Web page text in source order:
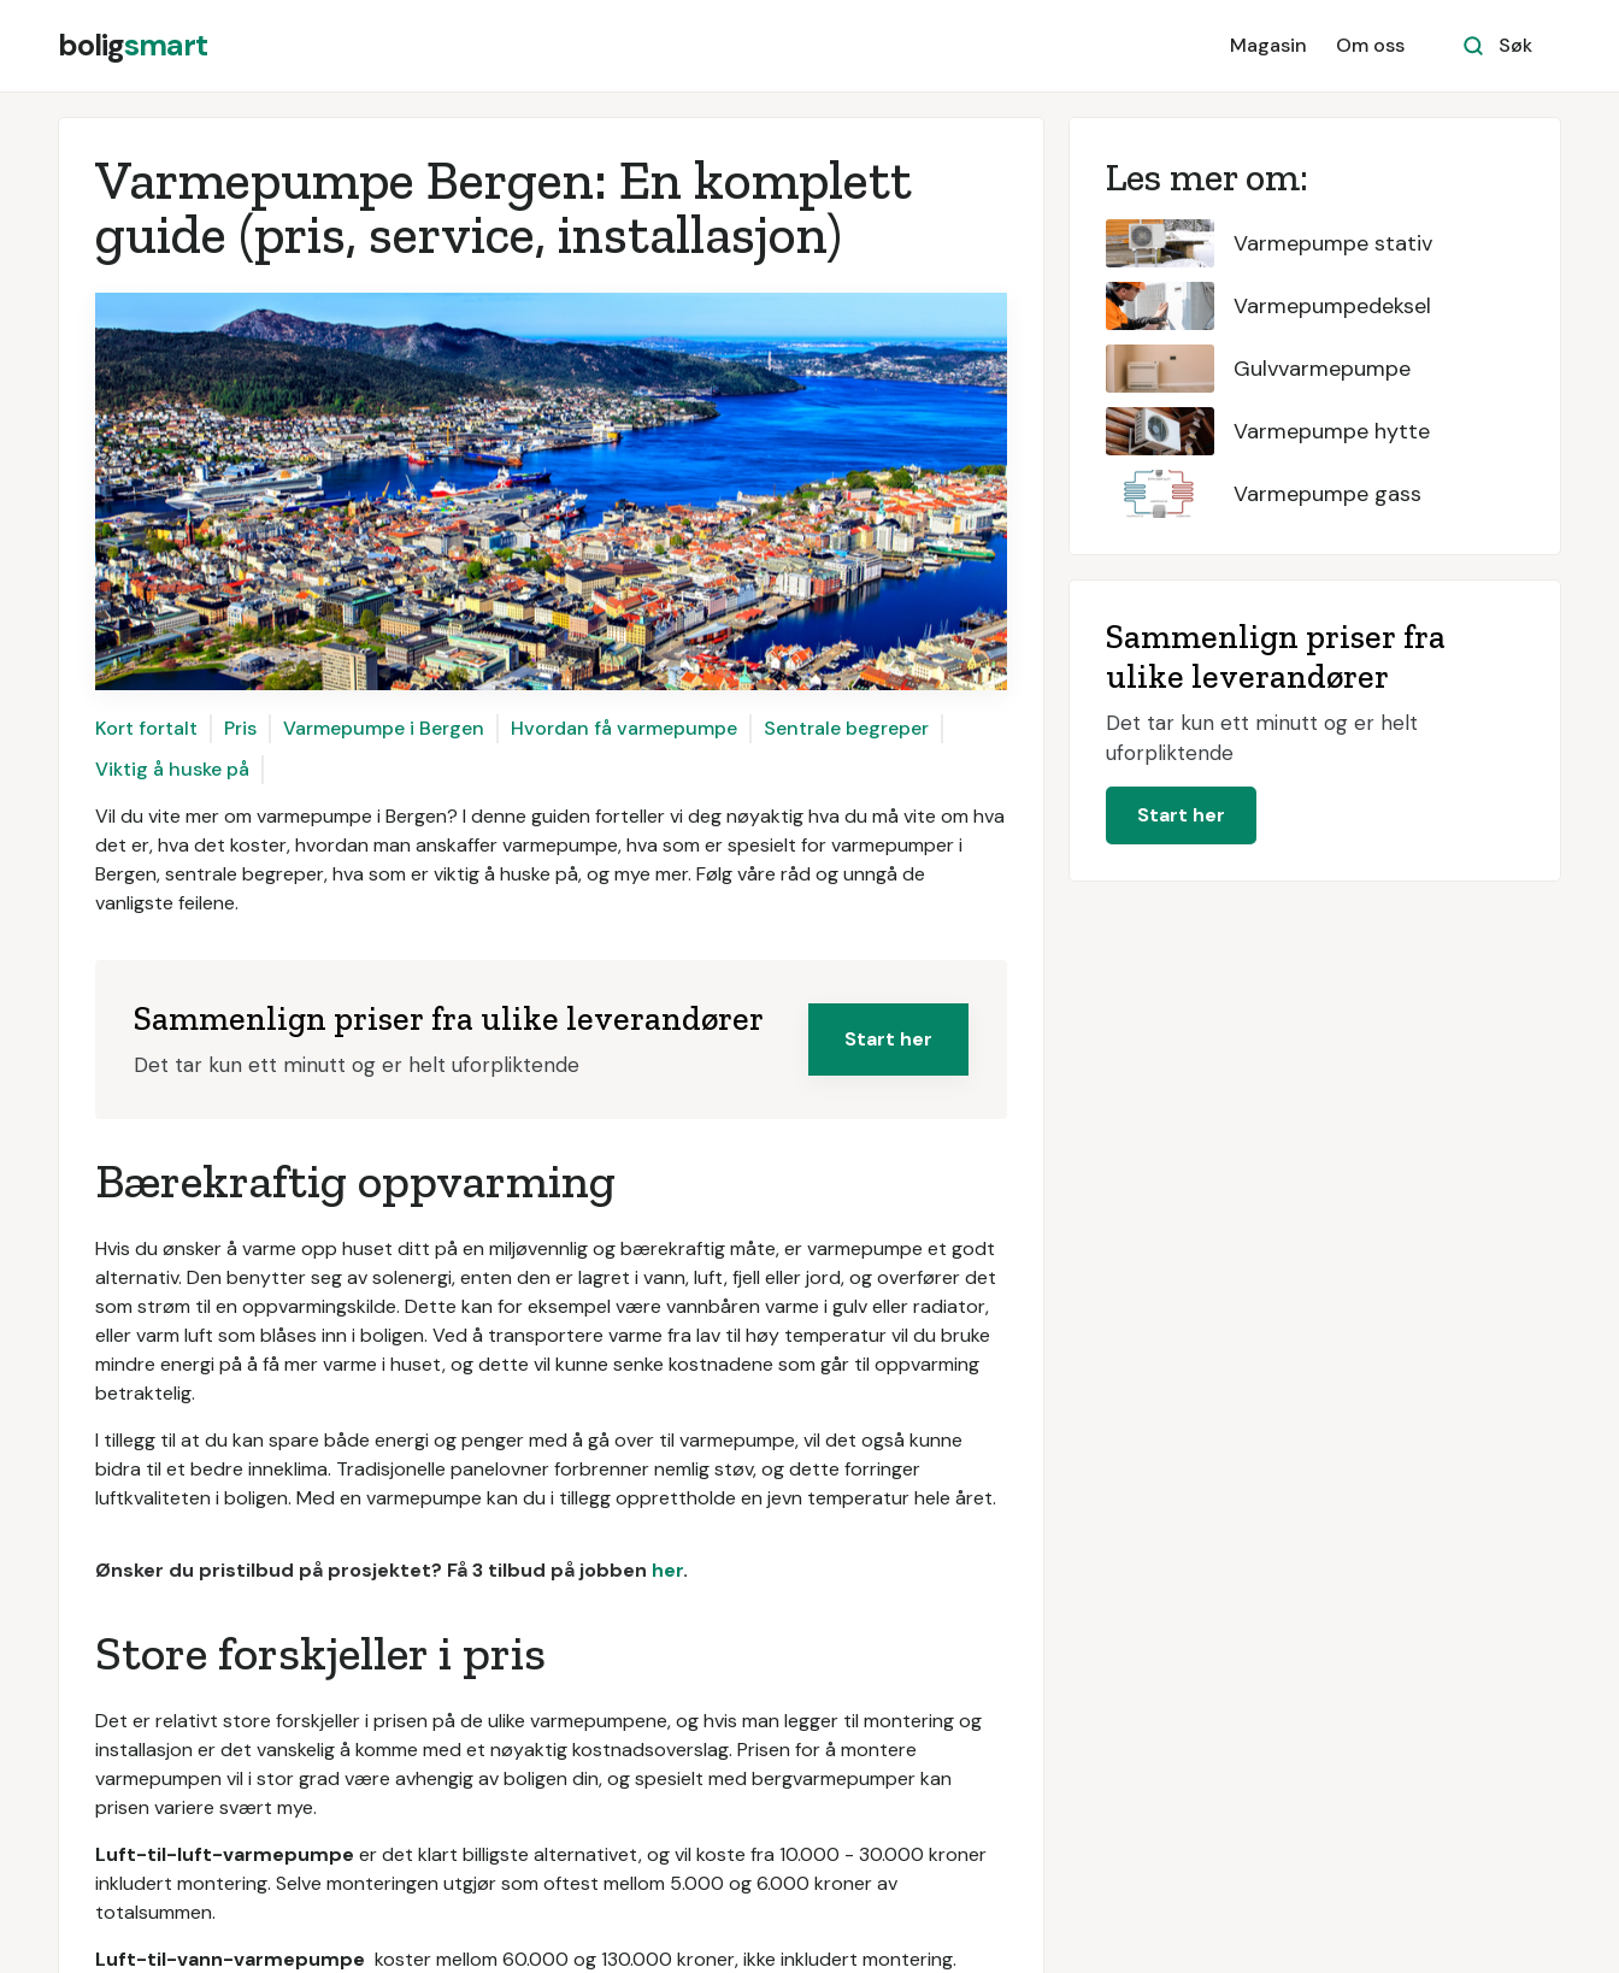
boligsmart Magasin Om oss Søk
Varmepumpe Bergen: En komplett
guide (pris, service, installasjon)
Kort fortalt Pris Varmepumpe i Bergen Hvordan få varmepumpe
Sentrale begreper
Viktig å huske på
Vil du vite mer om varmepumpe i Bergen? I denne guiden forteller vi deg nøyaktig hva du må vite om hva
det er, hva det koster, hvordan man anskaffer varmepumpe, hva som er spesielt for varmepumper i
Bergen, sentrale begreper, hva som er viktig å huske på, og mye mer. Følg våre råd og unngå de
vanligste feilene.
Sammenlign priser fra ulike leverandører
Det tar kun ett minutt og er helt uforpliktende
Start her
Bærekraftig oppvarming
Hvis du ønsker å varme opp huset ditt på en miljøvennlig og bærekraftig måte, er varmepumpe et godt
alternativ. Den benytter seg av solenergi, enten den er lagret i vann, luft, fjell eller jord, og overfører det
som strøm til en oppvarmingskilde. Dette kan for eksempel være vannbåren varme i gulv eller radiator,
eller varm luft som blåses inn i boligen. Ved å transportere varme fra lav til høy temperatur vil du bruke
mindre energi på å få mer varme i huset, og dette vil kunne senke kostnadene som går til oppvarming
betraktelig.
I tillegg til at du kan spare både energi og penger med å gå over til varmepumpe, vil det også kunne
bidra til et bedre inneklima. Tradisjonelle panelovner forbrenner nemlig støv, og dette forringer
luftkvaliteten i boligen. Med en varmepumpe kan du i tillegg opprettholde en jevn temperatur hele året.
Ønsker du pristilbud på prosjektet? Få 3 tilbud på jobben her.
Store forskjeller i pris
Det er relativt store forskjeller i prisen på de ulike varmepumpene, og hvis man legger til montering og
installasjon er det vanskelig å komme med et nøyaktig kostnadsoverslag. Prisen for å montere
varmepumpen vil i stor grad være avhengig av boligen din, og spesielt med bergvarmepumper kan
prisen variere svært mye.
Luft-til-luft-varmepumpe er det klart billigste alternativet, og vil koste fra 10.000 - 30.000 kroner
inkludert montering. Selve monteringen utgjør som oftest mellom 5.000 og 6.000 kroner av
totalsummen.
Luft-til-vann-varmepumpe koster mellom 60.000 og 130.000 kroner, ikke inkludert montering.
Les mer om:
Varmepumpe stativ
Varmepumpedeksel
Gulvvarmepumpe
Varmepumpe hytte
Varmepumpe gass
Sammenlign priser fra
ulike leverandører
Det tar kun ett minutt og er helt
uforpliktende
Start her